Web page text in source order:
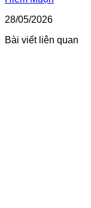
28/05/2026
Bài viết liên quan